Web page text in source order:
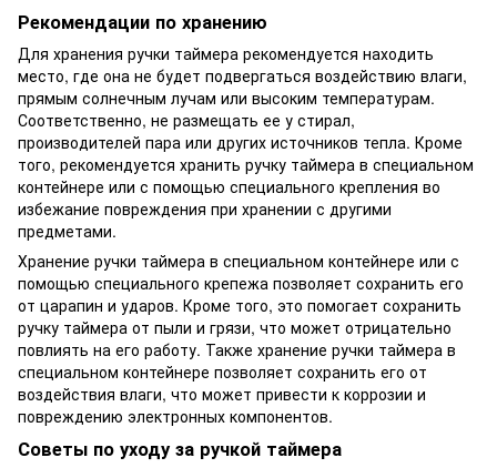
Рекомендации по хранению
Для хранения ручки таймера рекомендуется находить
место, где она не будет подвергаться воздействию влаги,
прямым солнечным лучам или высоким температурам.
Соответственно, не размещать ее у стирал,
производителей пара или других источников тепла. Кроме
того, рекомендуется хранить ручку таймера в специальном
контейнере или с помощью специального крепления во
избежание повреждения при хранении с другими
предметами.
Хранение ручки таймера в специальном контейнере или с
помощью специального крепежа позволяет сохранить его
от царапин и ударов. Кроме того, это помогает сохранить
ручку таймера от пыли и грязи, что может отрицательно
повлиять на его работу. Также хранение ручки таймера в
специальном контейнере позволяет сохранить его от
воздействия влаги, что может привести к коррозии и
повреждению электронных компонентов.
Советы по уходу за ручкой таймера